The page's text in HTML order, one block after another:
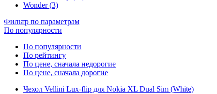
Wonder (3)
Фильтр по параметрам
По популярности
По популярности
По рейтингу
По цене, сначала недорогие
По цене, сначала дорогие
Чехол Vellini Lux-flip для Nokia XL Dual Sim (White)